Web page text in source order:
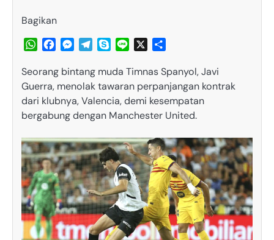
Bagikan
WhatsApp
FacebookMessenger
TelegramSkypeLine
Seorang bintang muda Timnas Spanyol, Javi
Guerra, menolak tawaran perpanjangan kontrak
dari klubnya, Valencia, demi kesempatan
bergabung dengan Manchester United.